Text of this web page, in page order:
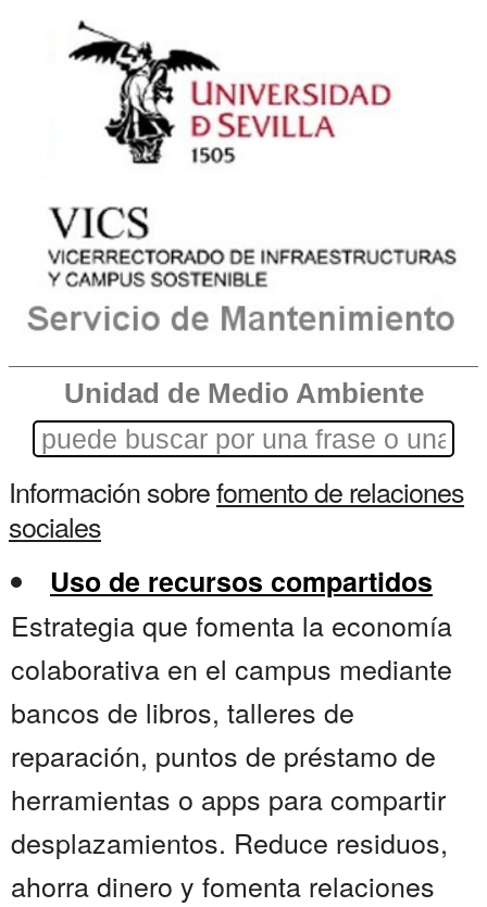
Unidad de Medio Ambiente
Información sobrefomento de relaciones
sociales
Uso de recursos compartidos
Estrategia que fomenta la economía
colaborativa en el campus mediante
bancos de libros, talleres de
reparación, puntos de préstamo de
herramientas o apps para compartir
desplazamientos. Reduce residuos,
ahorra dinero y fomenta relaciones